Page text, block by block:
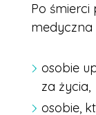
Po
medyczna
osobie
za życia,
osobie,